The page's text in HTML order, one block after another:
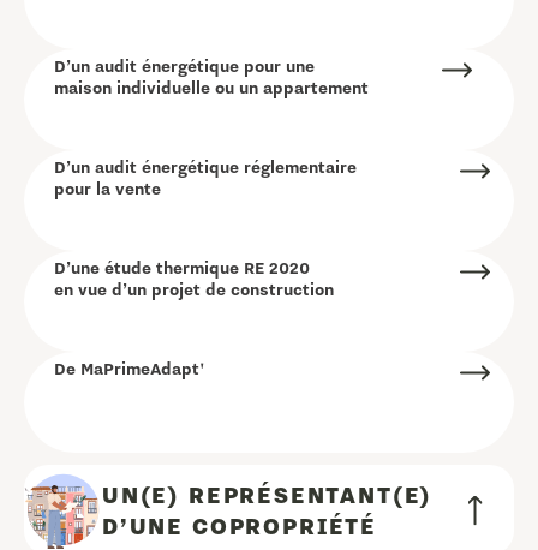
UN(E) REPRÉSENTANT(E)
D’UNE COPROPRIÉTÉ
D’un audit énergétique pour une
maison individuelle ou un appartement
D’un audit énergétique réglementaire
pour la vente
D’une étude thermique RE 2020
en vue d’un projet de construction
De MaPrimeAdapt'